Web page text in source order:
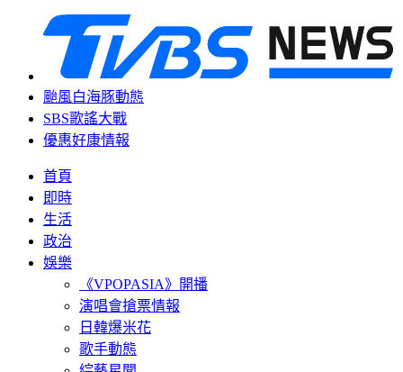
颱風白海豚動態
SBS歌謠大戰
優惠好康情報
首頁
即時
生活
政治
娛樂
《VPOPASIA》開播
演唱會搶票情報
日韓爆米花
歌手動態